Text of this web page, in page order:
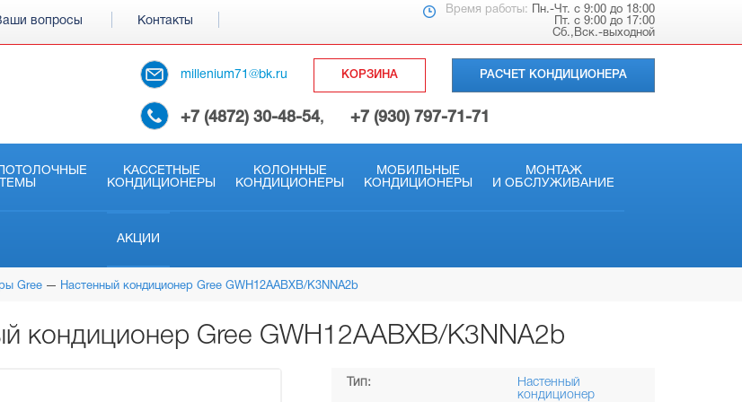
вопросы Контакты
Время работы: Пн.-Чт. с 9:00 до 18:00
Пт. с 9:00 до 17:00
Сб.,Вск.-выходной
millenium71@bk.ru КОРЗИНА РАСЧЕТ КОНДИЦИОНЕРА
+7 (4872) 30-48-54, +7 (930) 797-71-71
КАССЕТНЫЕ
КОНДИЦИОНЕРЫ
КОЛОННЫЕ
КОНДИЦИОНЕРЫ
МОБИЛЬНЫЕ
КОНДИЦИОНЕРЫ
МОНТАЖ
И ОБСЛУЖИВАНИЕ
АКЦИИ
Gree Настенный кондиционер Gree GWH12AABXB/K3NNA2b
кондиционер Gree GWH12AABXB/K3NNA2b
Тип:
Настенный
кондиционер